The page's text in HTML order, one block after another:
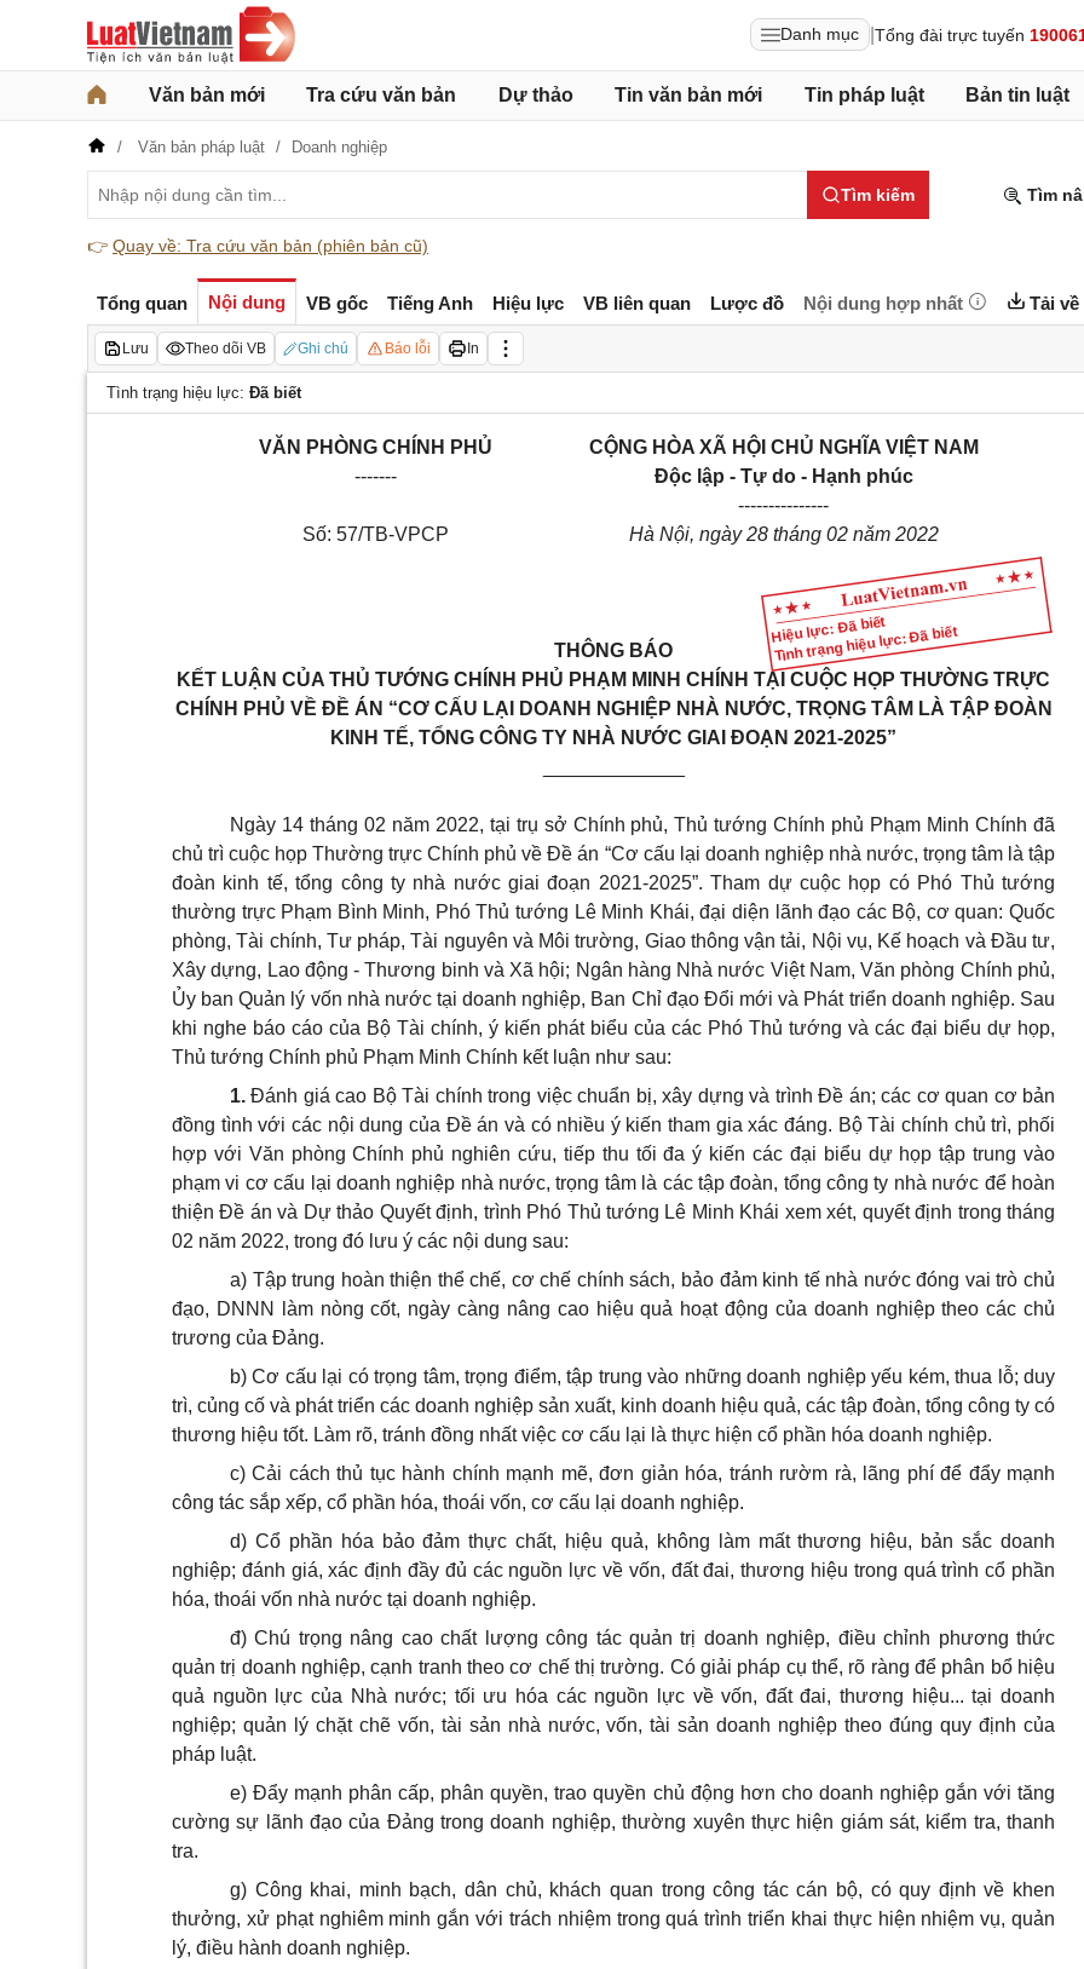
Danh mục Tổng đài trực tuyến
Văn bản mới Tra cứu văn bản Dự thảo Tin văn bản mới Tin pháp luật Bản tin luật
Văn bản pháp luật Doanh nghiệp
Tìm kiếm Tìm
👉 Quay về: Tra cứu văn bản (phiên bản cũ)
Tổng quan Nội dung VB gốc Tiếng Anh Hiệu lực VB liên quan Lược đồ Nội dung hợp nhất Tải về
Lưu Theo dõi VB Ghi chú Báo lỗi In
Tình trạng hiệu lực: Đã biết
Hiệu lực: Đã biết
Tình trạng hiệu lực: Đã biết
VĂN PHÒNG CHÍNH PHỦ
-------
CỘNG HÒA XÃ HỘI CHỦ NGHĨA VIỆT NAM
Độc lập - Tự do - Hạnh phúc
---------------
Số: 57/TB-VPCP
Hà Nội, ngày 28 tháng 02 năm 2022
THÔNG BÁO
KẾT LUẬN CỦA THỦ TƯỚNG CHÍNH PHỦ PHẠM MINH CHÍNH TẠI CUỘC HỌP THƯỜNG TRỰC
CHÍNH PHỦ VỀ ĐỀ ÁN “CƠ CẤU LẠI DOANH NGHIỆP NHÀ NƯỚC, TRỌNG TÂM LÀ TẬP ĐOÀN
KINH TẾ, TỔNG CÔNG TY NHÀ NƯỚC GIAI ĐOẠN 2021-2025”
Ngày 14 tháng 02 năm 2022, tại trụ sở Chính phủ, Thủ tướng Chính phủ Phạm Minh Chính đã
chủ trì cuộc họp Thường trực Chính phủ về Đề án “Cơ cấu lại doanh nghiệp nhà nước, trọng tâm là tập
đoàn kinh tế, tổng công ty nhà nước giai đoạn 2021-2025”. Tham dự cuộc họp có Phó Thủ tướng
thường trực Phạm Bình Minh, Phó Thủ tướng Lê Minh Khái, đại diện lãnh đạo các Bộ, cơ quan: Quốc
phòng, Tài chính, Tư pháp, Tài nguyên và Môi trường, Giao thông vận tải, Nội vụ, Kế hoạch và Đầu tư,
Xây dựng, Lao động - Thương binh và Xã hội; Ngân hàng Nhà nước Việt Nam, Văn phòng Chính phủ,
Ủy ban Quản lý vốn nhà nước tại doanh nghiệp, Ban Chỉ đạo Đổi mới và Phát triển doanh nghiệp. Sau
khi nghe báo cáo của Bộ Tài chính, ý kiến phát biểu của các Phó Thủ tướng và các đại biểu dự họp,
Thủ tướng Chính phủ Phạm Minh Chính kết luận như sau:
1. Đánh giá cao Bộ Tài chính trong việc chuẩn bị, xây dựng và trình Đề án; các cơ quan cơ bản
đồng tình với các nội dung của Đề án và có nhiều ý kiến tham gia xác đáng. Bộ Tài chính chủ trì, phối
hợp với Văn phòng Chính phủ nghiên cứu, tiếp thu tối đa ý kiến các đại biểu dự họp tập trung vào
phạm vi cơ cấu lại doanh nghiệp nhà nước, trọng tâm là các tập đoàn, tổng công ty nhà nước để hoàn
thiện Đề án và Dự thảo Quyết định, trình Phó Thủ tướng Lê Minh Khái xem xét, quyết định trong tháng
02 năm 2022, trong đó lưu ý các nội dung sau:
a) Tập trung hoàn thiện thể chế, cơ chế chính sách, bảo đảm kinh tế nhà nước đóng vai trò chủ
đạo, DNNN làm nòng cốt, ngày càng nâng cao hiệu quả hoạt động của doanh nghiệp theo các chủ
trương của Đảng.
b) Cơ cấu lại có trọng tâm, trọng điểm, tập trung vào những doanh nghiệp yếu kém, thua lỗ; duy
trì, củng cố và phát triển các doanh nghiệp sản xuất, kinh doanh hiệu quả, các tập đoàn, tổng công ty có
thương hiệu tốt. Làm rõ, tránh đồng nhất việc cơ cấu lại là thực hiện cổ phần hóa doanh nghiệp.
c) Cải cách thủ tục hành chính mạnh mẽ, đơn giản hóa, tránh rườm rà, lãng phí để đẩy mạnh
công tác sắp xếp, cổ phần hóa, thoái vốn, cơ cấu lại doanh nghiệp.
d) Cổ phần hóa bảo đảm thực chất, hiệu quả, không làm mất thương hiệu, bản sắc doanh
nghiệp; đánh giá, xác định đầy đủ các nguồn lực về vốn, đất đai, thương hiệu trong quá trình cổ phần
hóa, thoái vốn nhà nước tại doanh nghiệp.
đ) Chú trọng nâng cao chất lượng công tác quản trị doanh nghiệp, điều chỉnh phương thức
quản trị doanh nghiệp, cạnh tranh theo cơ chế thị trường. Có giải pháp cụ thể, rõ ràng để phân bổ hiệu
quả nguồn lực của Nhà nước; tối ưu hóa các nguồn lực vềvốn, đất đai, thương hiệu... tại doanh
nghiệp; quản lý chặt chẽ vốn, tài sản nhà nước, vốn, tài sản doanh nghiệp theo đúng quy định của
pháp luật.
e) Đẩy mạnh phân cấp, phân quyền, trao quyền chủ động hơn cho doanh nghiệp gắn với tăng
cường sự lãnh đạo của Đảng trong doanh nghiệp, thường xuyên thực hiện giám sát, kiểm tra, thanh
tra.
g) Công khai, minh bạch, dân chủ, khách quan trong công tác cán bộ, có quy định về khen
thưởng, xử phạt nghiêm minh gắn với trách nhiệm trong quá trình triển khai thực hiện nhiệm vụ, quản
lý, điều hành doanh nghiệp.